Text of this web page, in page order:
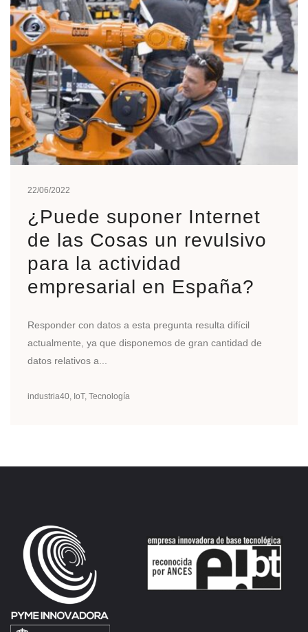
22/06/2022
¿Puede suponer Internet
de las Cosas un revulsivo
para la actividad
empresarial en España?
Responder con datos a esta pregunta resulta difícil
actualmente, ya que disponemos de gran cantidad de
datos relativos a...
industria40 IoT Tecnología